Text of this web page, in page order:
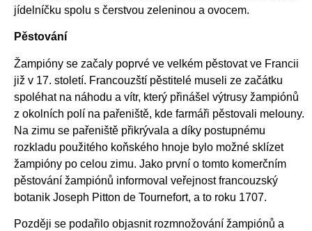
jídelníčku spolu s čerstvou zeleninou a ovocem.
Pěstování
Žampióny se začaly poprvé ve velkém pěstovat ve Francii
již v 17. století. Francouzští pěstitelé museli ze začátku
spoléhat na náhodu a vítr, který přinášel výtrusy žampiónů
z okolních polí na pařeniště, kde farmáři pěstovali melouny.
Na zimu se pařeniště přikrývala a díky postupnému
rozkladu použitého koňského hnoje bylo možné sklízet
žampióny po celou zimu. Jako první o tomto komerčním
pěstování žampiónů informoval veřejnost francouzský
botanik Joseph Pitton de Tournefort, a to roku 1707.
Později se podařilo objasnit rozmnožování žampiónů a